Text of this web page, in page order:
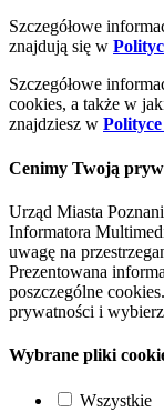
Szczegółowe
znajdują się w
Szczegółowe
cookies, a także w
znajdziesz w
Cenimy Twoją
Urząd Miasta
Informatora
uwagę na
Prezentowana
poszczególne
prywatności i
Wybrane pliki
Wszystkie